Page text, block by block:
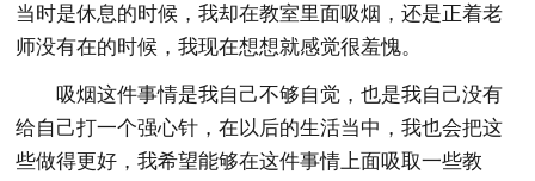
当时是休息的时候，我却在教室里面吸烟，还是正着老
师没有在的时候，我现在想想就感觉很羞愧。
吸烟这件事情是我自己不够自觉，也是我自己没有
给自己打一个强心针，在以后的生活当中，我也会把这
些做得更好，我希望能够在这件事情上面吸取一些教